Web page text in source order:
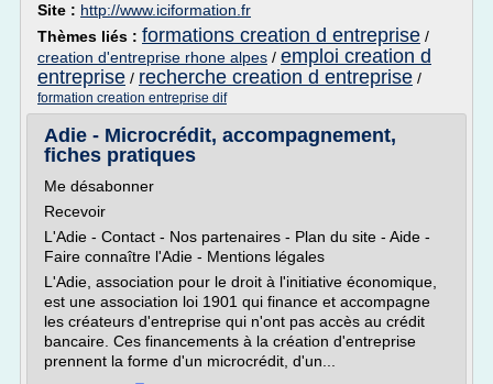
Site : http://www.iciformation.fr
Thèmes liés : formations creation d entreprise /
creation d'entreprise rhone alpes / emploi creation d
entreprise / recherche creation d entreprise /
formation creation entreprise dif
Adie - Microcrédit, accompagnement,
fiches pratiques
Me désabonner
Recevoir
L'Adie - Contact - Nos partenaires - Plan du site - Aide -
Faire connaître l'Adie - Mentions légales
L'Adie, association pour le droit à l'initiative économique,
est une association loi 1901 qui finance et accompagne
les créateurs d'entreprise qui n'ont pas accès au crédit
bancaire. Ces financements à la création d'entreprise
prennent la forme d'un microcrédit, d'un...